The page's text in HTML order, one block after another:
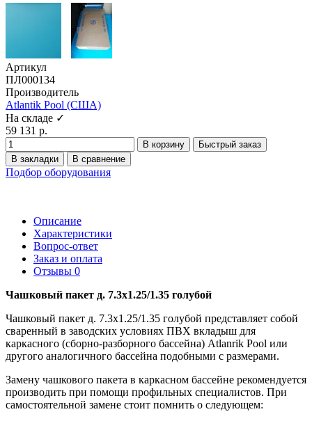
Артикул
ПЛ000134
Производитель
Atlantik Pool (США)
На складе ✓
59 131 р.
В корзину
Быстрый заказ
В закладки
В сравнение
Подбор оборудования
Описание
Характеристики
Вопрос-ответ
Заказ и оплата
Отзывы 0
Чашковый пакет д. 7.3х1.25/1.35 голубой
Чашковый пакет д. 7.3х1.25/1.35 голубой представляет собой
сваренный в заводских условиях ПВХ вкладыш для
каркасного (сборно-разборного бассейна) Atlanrik Pool или
другого аналогичного бассейна подобными с размерами.
Замену чашкового пакета в каркасном бассейне рекомендуется
производить при помощи профильных специалистов. При
самостоятельной замене стоит помнить о следующем: